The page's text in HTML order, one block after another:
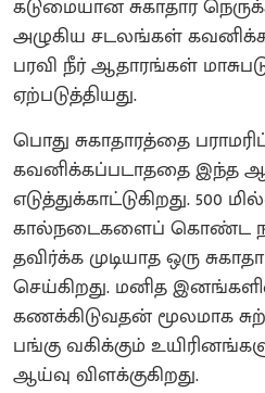
கடுமையான சுகாதார
அழுகிய சடலங்கள்
பரவி நீர் ஆதாரங்கள்
ஏற்படுத்தியது‌.
பொது சுகாதாரத்தை
கவனிக்கப்படாததை இந்த
எடுத்துக்காட்டுகிறது. 500
கால்நடைகளைப் கொண்ட
தவிர்க்க முடியாத ஒரு
செய்கிறது.‌‌ மனித
கணக்கிடுவதன் மூலமாக
பங்கு வகிக்கும்
ஆய்வு விளக்குகிறது.